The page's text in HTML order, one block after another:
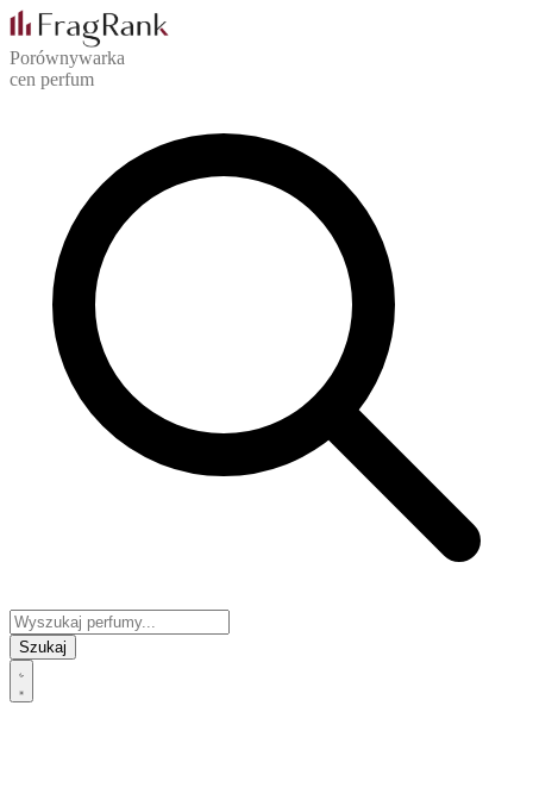
Porównywarka
cen perfum
Szukaj